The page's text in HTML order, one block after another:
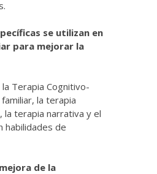
se utilizan en
para mejorar la
la Terapia Cognitivo-
la terapia
la terapia narrativa y el
habilidades de
de la